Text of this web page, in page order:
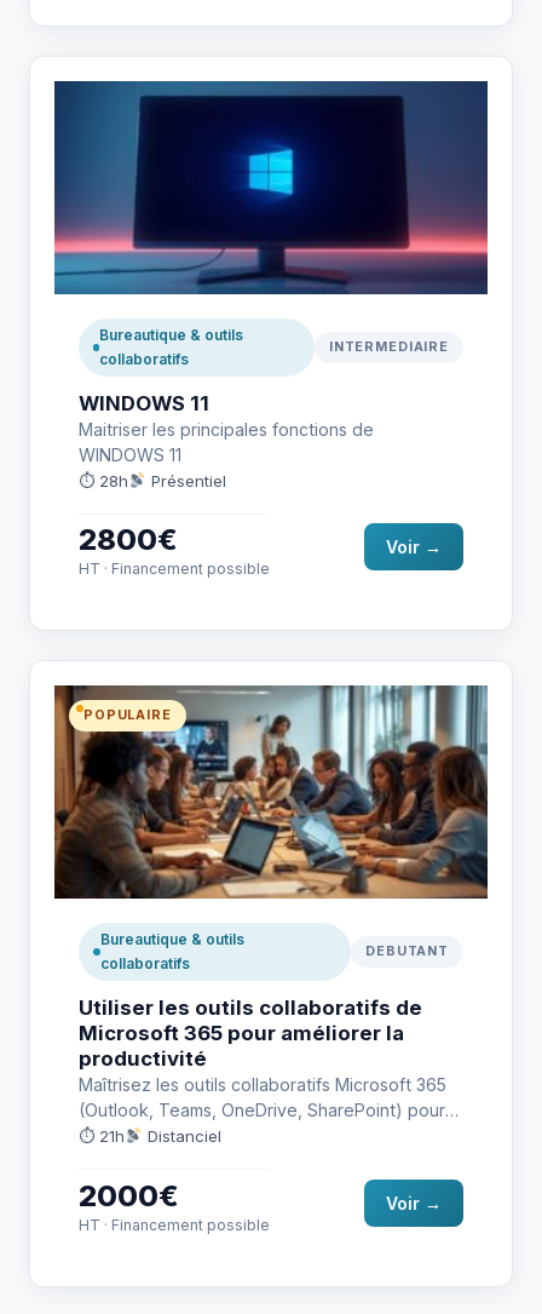
Bureautique & outils
collaboratifs
INTERMEDIAIRE
WINDOWS 11
Maitriser les principales fonctions de
WINDOWS 11
⏱ 28h Présentiel
2800€
HT · Financement possible
Voir →
POPULAIRE
Bureautique & outils
collaboratifs
DEBUTANT
Utiliser les outils collaboratifs de
Microsoft 365 pour améliorer la
productivité
Maîtrisez les outils collaboratifs Microsoft 365
(Outlook, Teams, OneDrive, SharePoint) pour
gagner en productivité. Préparation à la
⏱ 21h Distanciel
2000€
HT · Financement possible
Voir →